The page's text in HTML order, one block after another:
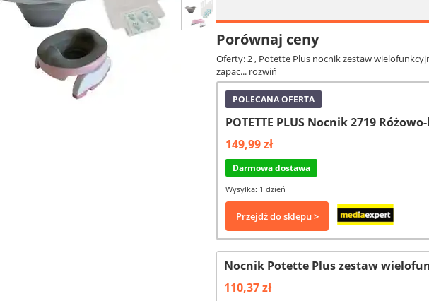
Porównaj ceny
Oferty: 2, Potette Plus nocnik zestaw
zapac... rozwiń
POLECANA OFERTA
POTETTE PLUS Nocnik 2719
149,99 zł
Darmowa dostawa
Wysyłka: 1 dzień
Przejdź do sklepu >
Nocnik Potette Plus zestaw
110,37 zł